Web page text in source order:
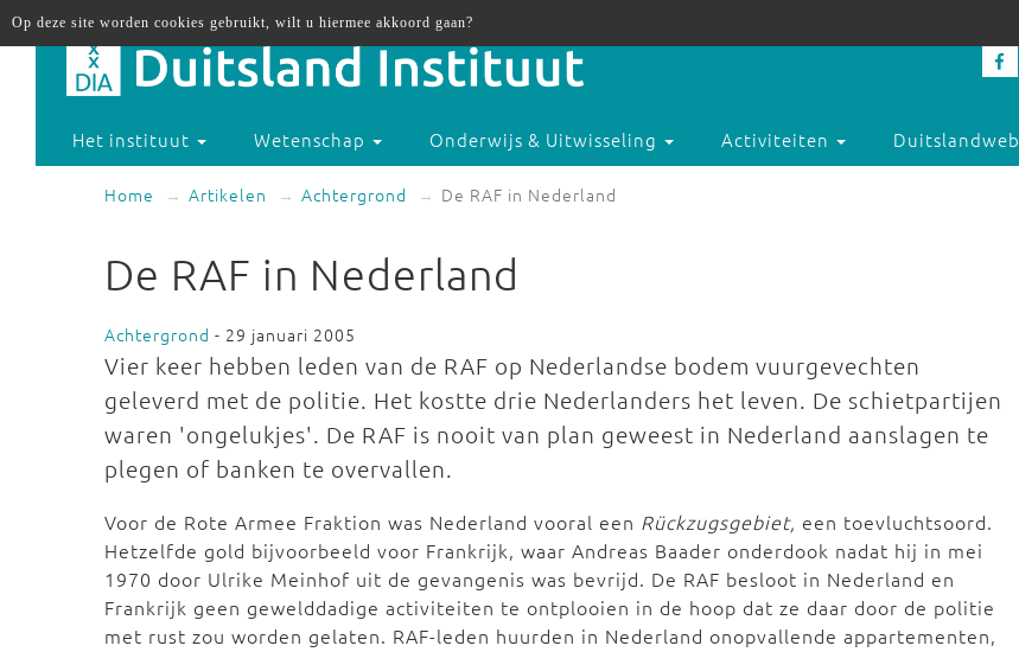
Het instituut Wetenschap Onderwijs & Uitwisseling Activiteiten Duitslandweb
Home Artikelen Achtergrond De RAF in Nederland
De RAF in Nederland
Achtergrond - 29 januari 2005
Vier keer hebben leden van de RAF op Nederlandse bodem vuurgevechten
geleverd met de politie. Het kostte drie Nederlanders het leven. De schietpartijen
waren 'ongelukjes'. De RAF is nooit van plan geweest in Nederland aanslagen te
plegen of banken te overvallen.
Voor de Rote Armee Fraktion was Nederland vooral een Rückzugsgebiet, een toevluchtsoord.
Hetzelfde gold bijvoorbeeld voor Frankrijk, waar Andreas Baader onderdook nadat hij in mei
1970 door Ulrike Meinhof uit de gevangenis was bevrijd. De RAF besloot in Nederland en
Frankrijk geen gewelddadige activiteiten te ontplooien in de hoop dat ze daar door de politie
met rust zou worden gelaten. RAF-leden huurden in Nederland onopvallende appartementen,
Op deze site worden cookies gebruikt, wilt u hiermee akkoord gaan?